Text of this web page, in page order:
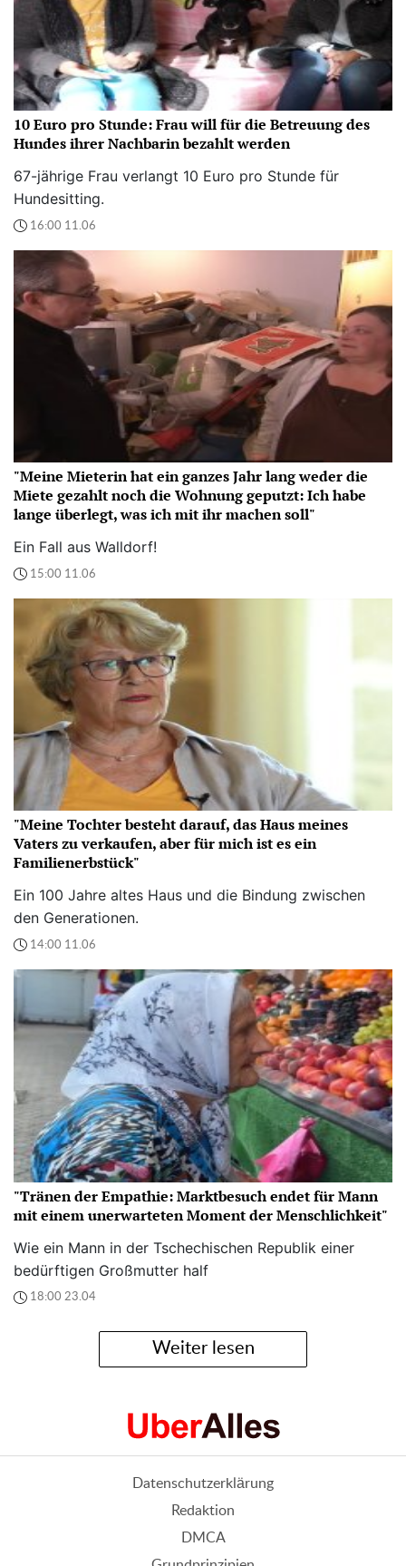
10 Euro pro Stunde: Frau will für die Betreuung des
Hundes ihrer Nachbarin bezahlt werden
67-jährige Frau verlangt 10 Euro pro Stunde für
Hundesitting.
16:00 11.06
"Meine Mieterin hat ein ganzes Jahr lang weder die
Miete gezahlt noch die Wohnung geputzt: Ich habe
lange überlegt, was ich mit ihr machen soll"
Ein Fall aus Walldorf!
15:00 11.06
"Meine Tochter besteht darauf, das Haus meines
Vaters zu verkaufen, aber für mich ist es ein
Familienerbstück"
Ein 100 Jahre altes Haus und die Bindung zwischen
den Generationen.
14:00 11.06
"Tränen der Empathie: Marktbesuch endet für Mann
mit einem unerwarteten Moment der Menschlichkeit"
Wie ein Mann in der Tschechischen Republik einer
bedürftigen Großmutter half
18:00 23.04
Weiter lesen
Datenschutzerklärung
Redaktion
DMCA